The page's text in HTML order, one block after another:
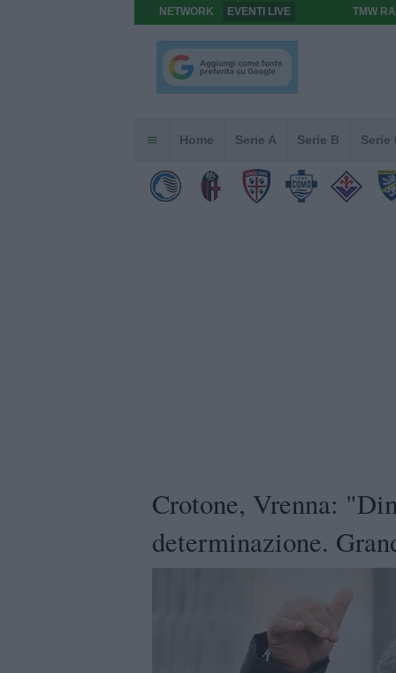
NETWORK EVENTI LIVE TMW
Home Serie A Serie B Serie
Crotone, Vrenna:
determinazione.